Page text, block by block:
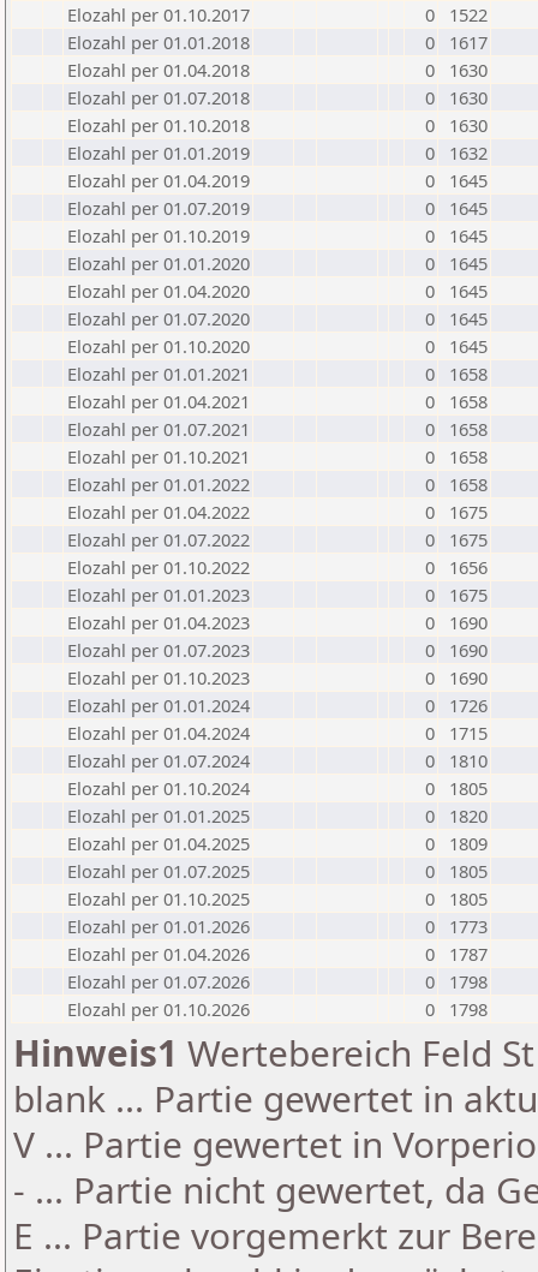
Elozahl per 01.10.2017
0
1522
Elozahl per 01.01.2018
0
1617
Elozahl per 01.04.2018
0
1630
Elozahl per 01.07.2018
0
1630
Elozahl per 01.10.2018
0
1630
Elozahl per 01.01.2019
0
1632
Elozahl per 01.04.2019
0
1645
Elozahl per 01.07.2019
0
1645
Elozahl per 01.10.2019
0
1645
Elozahl per 01.01.2020
0
1645
Elozahl per 01.04.2020
0
1645
Elozahl per 01.07.2020
0
1645
Elozahl per 01.10.2020
0
1645
Elozahl per 01.01.2021
0
1658
Elozahl per 01.04.2021
0
1658
Elozahl per 01.07.2021
0
1658
Elozahl per 01.10.2021
0
1658
Elozahl per 01.01.2022
0
1658
Elozahl per 01.04.2022
0
1675
Elozahl per 01.07.2022
0
1675
Elozahl per 01.10.2022
0
1656
Elozahl per 01.01.2023
0
1675
Elozahl per 01.04.2023
0
1690
Elozahl per 01.07.2023
0
1690
Elozahl per 01.10.2023
0
1690
Elozahl per 01.01.2024
0
1726
Elozahl per 01.04.2024
0
1715
Elozahl per 01.07.2024
0
1810
Elozahl per 01.10.2024
0
1805
Elozahl per 01.01.2025
0
1820
Elozahl per 01.04.2025
0
1809
Elozahl per 01.07.2025
0
1805
Elozahl per 01.10.2025
0
1805
Elozahl per 01.01.2026
0
1773
Elozahl per 01.04.2026
0
1787
Elozahl per 01.07.2026
0
1798
Elozahl per 01.10.2026
0 1798
Hinweis1 Wertebereich Feld
blank ... Partie gewertet in
V ... Partie gewertet in
- ... Partie nicht gewertet, da
E ... Partie vorgemerkt zur